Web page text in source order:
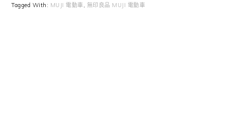
Tagged With: MUJI 電動車, 無印良品 MUJI 電動車